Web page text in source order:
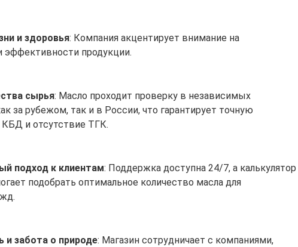
и здоровья: Компания акцентирует внимание на
эффективности продукции.
сырья: Масло проходит проверку в независимых
за рубежом, так и в России, что гарантирует точную
и отсутствие ТГК.
подход к клиентам: Поддержка доступна 24/7, а калькулятор
подобрать оптимальное количество масла для
и забота о природе: Магазин сотрудничает с компаниями,